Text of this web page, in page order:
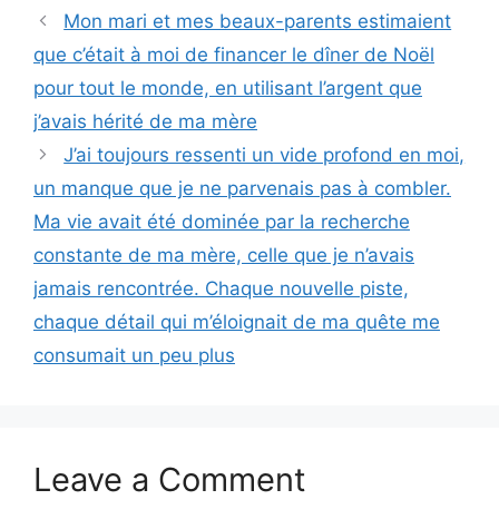
Mon mari et mes beaux-parents estimaient
que c’était à moi de financer le dîner de Noël
pour tout le monde, en utilisant l’argent que
j’avais hérité de ma mère
J’ai toujours ressenti un vide profond en moi,
un manque que je ne parvenais pas à combler.
Ma vie avait été dominée par la recherche
constante de ma mère, celle que je n’avais
jamais rencontrée. Chaque nouvelle piste,
chaque détail qui m’éloignait de ma quête me
consumait un peu plus
Leave a Comment